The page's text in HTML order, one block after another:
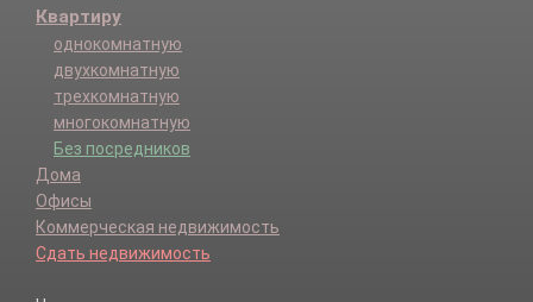
Квартиру
однокомнатную
двухкомнатную
трехкомнатную
многокомнатную
Без посредников
Дома
Офисы
Коммерческая недвижимость
Сдать недвижимость